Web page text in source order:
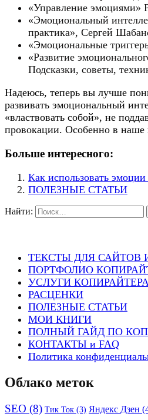
«Управление эмоциями»
«Эмоциональный
практика», Сергей
«Эмоциональные
«Развитие
Подсказки, советы,
Надеюсь, теперь вы лучше
развивать эмоциональный
«властвовать собой», не
провокации. Особенно в наше
Больше интересного:
Как использовать
ПОЛЕЗНЫЕ СТАТЬИ
Найти:
ТЕКСТЫ ДЛЯ САЙТОВ
ПОРТФОЛИО
УСЛУГИ КОПИРАЙТЕРА
РАСЦЕНКИ
ПОЛЕЗНЫЕ СТАТЬИ
МОИ КНИГИ
ПОЛНЫЙ ГАЙД ПО
КОНТАКТЫ и FAQ
Политика
Облако меток
SEO (8) Тик Ток (3) Яндекс Дзен